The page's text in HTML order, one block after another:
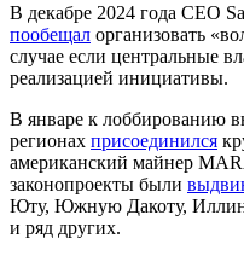
В декабре 2024 года CEO
пообещал организовать
случае если центральные
реализацией инициативы.
В январе к лоббированию
регионах присоединился
американский майнер
законопроекты были
Юту, Южную Дакоту,
и ряд других.